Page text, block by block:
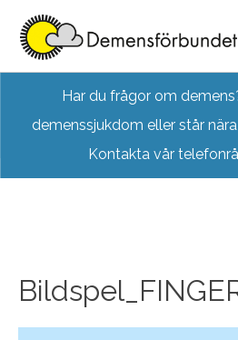
content
Har du frågor om
demenssjukdom eller står
Kontakta vår